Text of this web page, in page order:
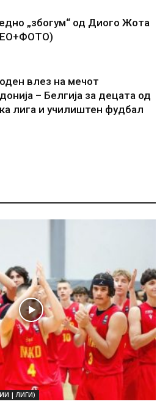
„збогум“ од Диого Жота
влез на мечот
– Белгија за децата од
лига и училиштен фудбал
| ЛИГИ)